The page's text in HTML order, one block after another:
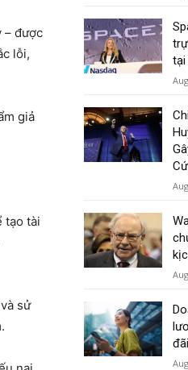
– được
lỗi,
giả
tạo tài
sử
tại